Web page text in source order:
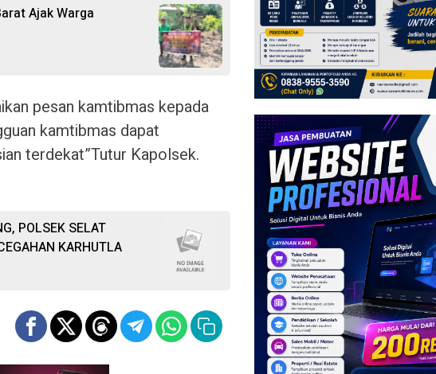
Ajak Warga
pesan kamtibmas kepada
kamtibmas dapat
terdekat”Tutur Kapolsek.
POLSEK SELAT
KARHUTLA